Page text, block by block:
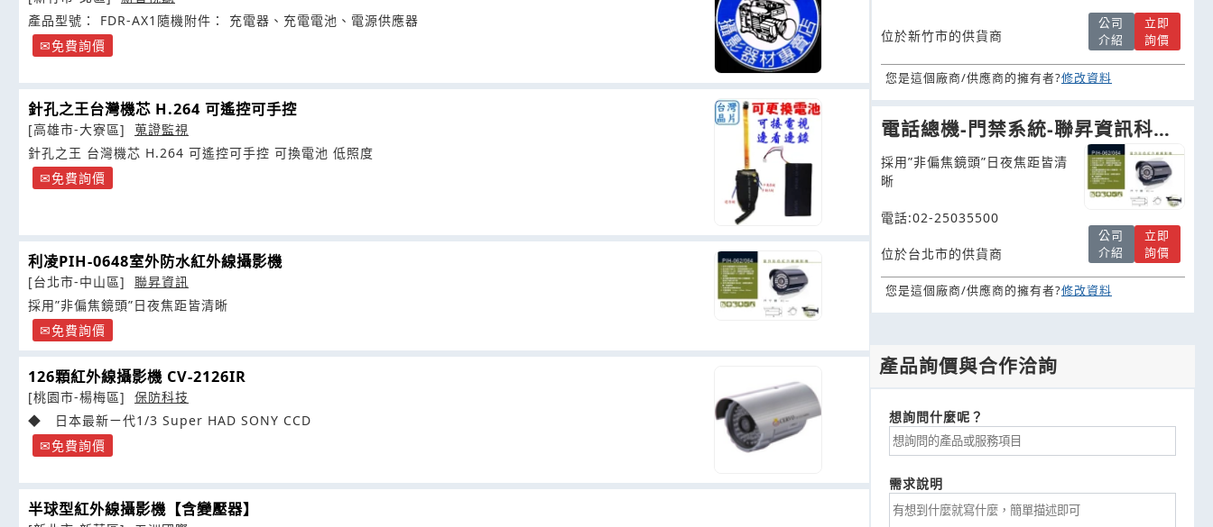
產品型號： FDR-AX1隨機附件： 充電器、充電電池、電源供應器
免費詢價
針孔之王台灣機芯 H.264 可遙控可手控
[高雄市-大寮區]
蒐證監視
針孔之王 台灣機芯 H.264 可遙控可手控 可換電池 低照度
免費詢價
利凌PIH-0648室外防水紅外線攝影機
[台北市-中山區]
聯昇資訊
採用”非偏焦鏡頭”日夜焦距皆清晰
免費詢價
126顆紅外線攝影機 CV-2126IR
[桃園市-楊梅區]
保防科技
◆ 日本最新ㄧ代1/3 Super HAD SONY CCD
免費詢價
半球型紅外線攝影機【含變壓器】
位於新竹市的供貨商
公司
介紹
立即
詢價
您是這個廠商/供應商的擁有者?修改資料
電話總機-門禁系統-聯昇資訊科技
有限公司
採用”非偏焦鏡頭”日夜焦距皆清
晰
電話:02-25035500
位於台北市的供貨商
公司
介紹
立即
詢價
您是這個廠商/供應商的擁有者?修改資料
產品詢價與合作洽詢
想詢問什麼呢？
需求說明